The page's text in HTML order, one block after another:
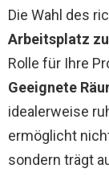
Die Wahl des
Arbeitsplatz
Rolle für Ihre
Geeignete
idealerweise
ermöglicht
sondern trägt